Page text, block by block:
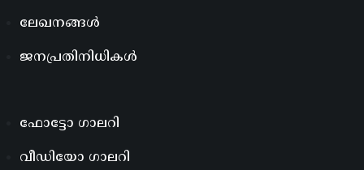
ലേഖനങ്ങൾ
ജനപ്രതിനിധികൾ
ഫോട്ടോ ഗാലറി
വീഡിയോ ഗാലറി